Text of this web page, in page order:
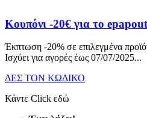
Κουπόνι -20€ για το
Έκπτωση -20% σε επιλεγμένα
Ισχύει για αγορές έως 07/07/2025...
ΔΕΣ ΤΟΝ ΚΩΔΙΚΟ
Κάντε Click εδώ